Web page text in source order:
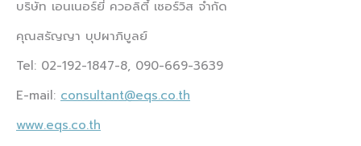
บริษัท เอนเนอร์ยี่ ควอลิตี้ เซอร์วิส จำกัด
คุณสรัญญา บุปผาภิบูลย์
Tel: 02-192-1847-8, 090-669-3639
E-mail: consultant@eqs.co.th
www.eqs.co.th